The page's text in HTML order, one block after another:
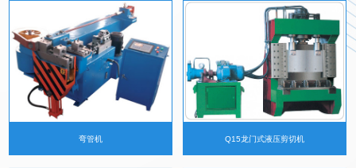
弯管机 Q15龙门式液压剪切机